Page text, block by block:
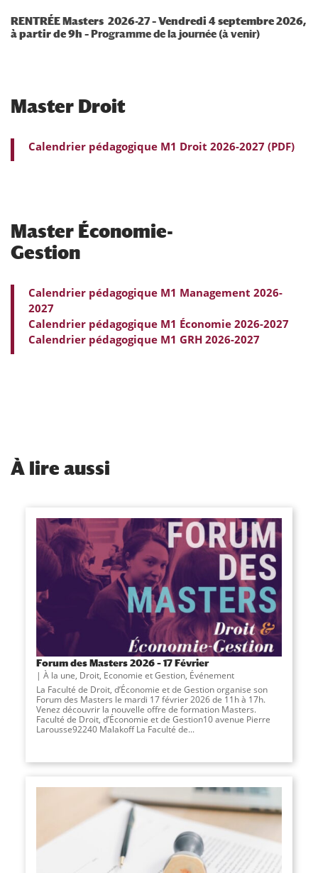
RENTRÉE Masters 2026-27 – Vendredi 4 septembre 2026,
à partir de 9h –Programme de la journée (à venir)
Master Droit
Calendrier pédagogique M1 Droit 2026-2027 (PDF)
Master Économie-
Gestion
Calendrier pédagogique M1 Management 2026-
2027
Calendrier pédagogique M1 Économie 2026-2027
Calendrier pédagogique M1 GRH 2026-2027
À lire aussi
Forum des Masters 2026 – 17 Février
À la une, Droit, Economie et Gestion, Événement
La Faculté de Droit, d’Économie et de Gestion organise son
Forum des Masters le mardi 17 février 2026 de 11h à 17h.
Venez découvrir la nouvelle offre de formation Masters.
Faculté de Droit, d’Économie et de Gestion10 avenue Pierre
Larousse92240 Malakoff La Faculté de...